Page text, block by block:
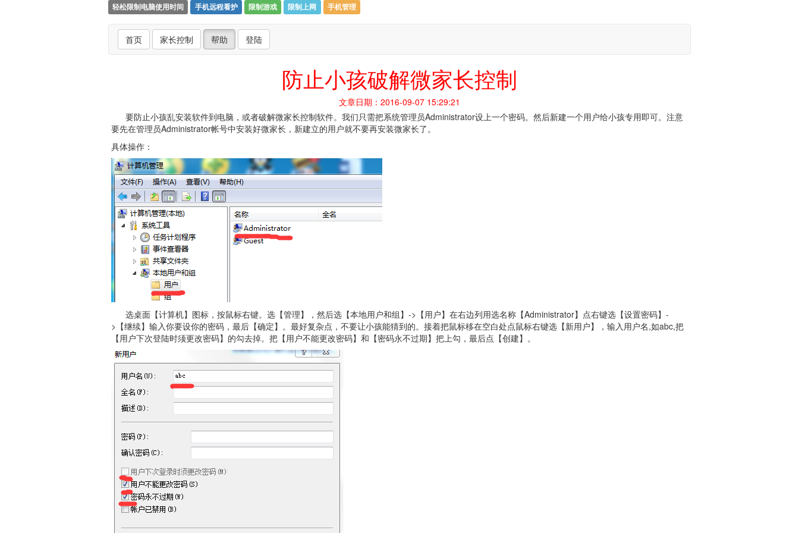
轻松限制电脑使用时间 手机远程看护 限制游戏 限制上网 手机管理
首页 家长控制 帮助 登陆
防止小孩破解微家长控制
文章日期： 2016-09-07 15:29:21
要防止小孩乱安装软件到电脑，或者破解微家长控制软件。我们只需把系统管理员Administrator设上一个密码。然后新建一个用户给小孩专用即可。注意
要先在管理员Administrator帐号中安装好微家长，新建立的用户就不要再安装微家长了。
具体操作：
选桌面【计算机】图标，按鼠标右键。选【管理】，然后选【本地用户和组】->【用户】在右边列用选名称【Administrator】点右键选【设置密码】-
>【继续】输入你要设你的密码，最后【确定】。最好复杂点，不要让小孩能猜到的。接着把鼠标移在空白处点鼠标右键选【新用户】，输入用户名,如abc,把
【用户下次登陆时须更改密码】的勾去掉。把【用户不能更改密码】和【密码永不过期】把上勾，最后点【创建】。